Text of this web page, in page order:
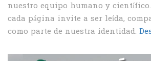
nuestro equipo humano y científico.
cada página invite a ser leída,
como parte de nuestra identidad.